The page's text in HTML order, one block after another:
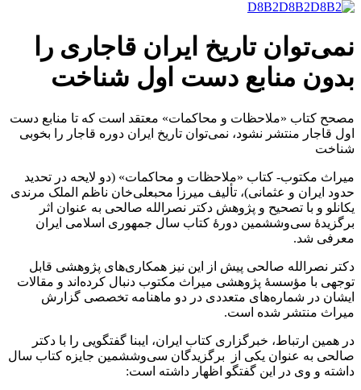
نمی‌توان تاریخ ایران قاجاری را
بدون منابع دست اول شناخت
مصحح کتاب «ملاحظات و محاکمات» معتقد است که تا منابع دست
اول قاجار منتشر نشود، نمی‌توان تاریخ ایران دوره قاجار را بخوبی
شناخت
میراث مکتوب- کتاب «ملاحظات و محاکمات» (دو لایحه در تحدید
حدود ایران و عثمانی)، تألیف میرزا محبعلی‌خان ناظم الملک مرندی
یکانلو و با تصحیح و پژوهش دکتر نصرالله صالحی به عنوان اثر
برگزیدۀ سی‌و‌ششمین دورۀ کتاب سال جمهوری اسلامی ایران
معرفی شد.
دکتر نصرالله صالحی پیش از این نیز همکاری‌های پژوهشی قابل
توجهی با مؤسسۀ پژوهشی میراث مکتوب دنبال کرده‌اند و مقالات
ایشان در شماره‌های متعددی در دو ماهنامه تخصصی گزارش
میراث منتشر شده است.
در همین ارتباط، خبرگزاری کتاب ایران، ایبنا گفتگویی را با دکتر
صالحی به عنوان یکی از برگزیدگان سی‌وششمین جایزه کتاب سال
داشته و وی در این گفتگو اظهار داشته است: